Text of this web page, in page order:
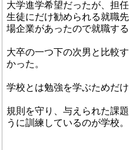
大学進学希望だったが、担
生徒にだけ勧められる就職
場企業があったので就職する
大卒の一つ下の次男と比較
かった。
学校とは勉強を学ぶためだ
規則を守り、与えられた課
うに訓練しているのが学校。